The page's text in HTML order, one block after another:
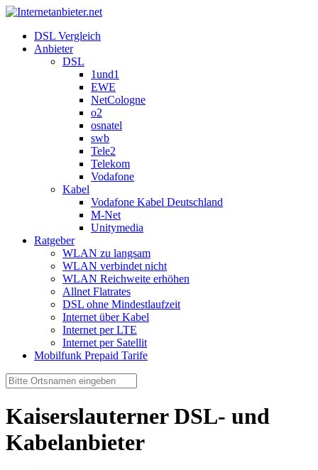
DSL Vergleich
Anbieter
DSL
1und1
EWE
NetCologne
o2
osnatel
swb
Tele2
Telekom
Vodafone
Kabel
Vodafone Kabel Deutschland
M-Net
Unitymedia
Ratgeber
WLAN zu langsam
WLAN verbindet nicht
WLAN Reichweite erhöhen
Allnet Flatrates
DSL ohne Mindestlaufzeit
Internet über Kabel
Internet per LTE
Internet per Satellit
Mobilfunk Prepaid Tarife
Kaiserslauterner DSL- und
Kabelanbieter